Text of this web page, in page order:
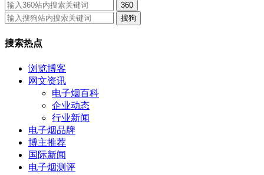
360
搜狗
搜索热点
浏览博客
网文资讯
电子烟百科
企业动态
行业新闻
电子烟品牌
博主推荐
国际新闻
电子烟测评